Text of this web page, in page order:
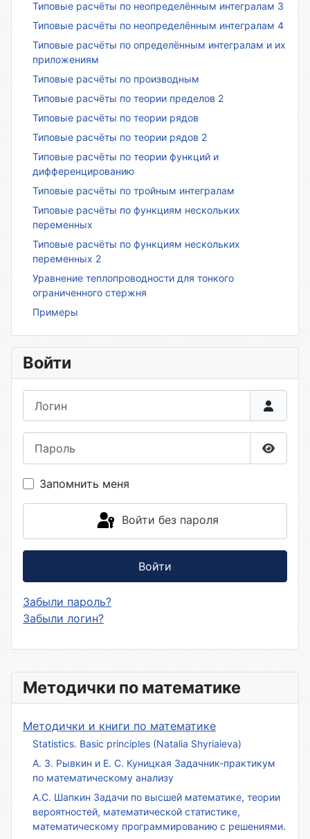
Методички по математике
Методички и книги по математике
Statistics. Basic principles (Natalia Shyriaieva)
А. З. Рывкин и Е. С. Куницкая Задачник-практикум
по математическому анализу
А.С. Шапкин Задачи по высшей математике, теории
вероятностей, математической статистике,
математическому программированию с решениями.
Типовые расчёты по неопределённым интегралам 3
Типовые расчёты по неопределённым интегралам 4
Типовые расчёты по определённым интегралам и их
приложениям
Типовые расчёты по производным
Типовые расчёты по теории пределов 2
Типовые расчёты по теории рядов
Типовые расчёты по теории рядов 2
Типовые расчёты по теории функций и
дифференцированию
Типовые расчёты по тройным интегралам
Типовые расчёты по функциям нескольких
переменных
Типовые расчёты по функциям нескольких
переменных 2
Уравнение теплопроводности для тонкого
ограниченного стержня
Примеры
Войти
Запомнить меня
Войти без пароля
Войти
Забыли пароль?
Забыли логин?